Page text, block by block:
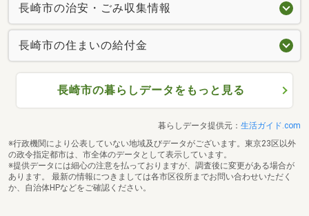
長崎市の治安・ごみ収集情報
長崎市の住まいの給付金
長崎市の暮らしデータをもっと見る
暮らしデータ提供元： 生活ガイド.com
※行政機関により公表していない地域及びデータがございます。東京23区以外
の政令指定都市は、市全体のデータとして表示しています。
※提供データには細心の注意を払っておりますが、調査後に変更がある場合が
あります。 最新の情報につきましては各市区役所までお問い合わせいただく
か、自治体HPなどをご確認ください。